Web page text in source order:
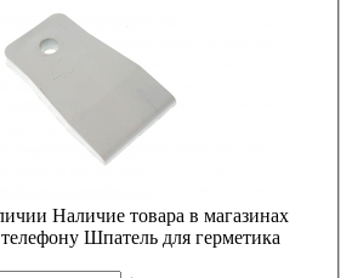
Наличие товара в магазинах
Шпатель для герметика